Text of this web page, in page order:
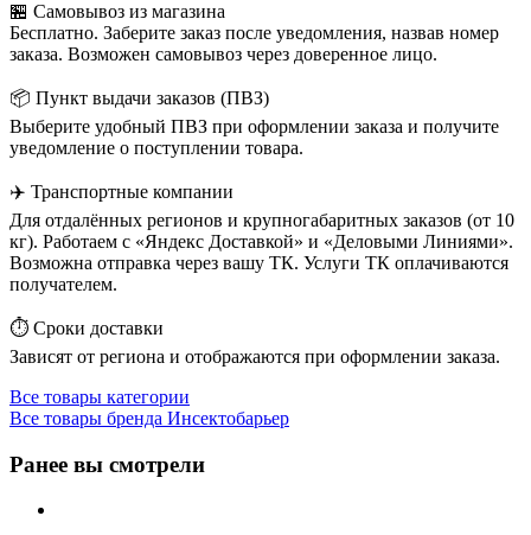
🏪 Самовывоз из магазина
Бесплатно. Заберите заказ после уведомления, назвав номер
заказа. Возможен самовывоз через доверенное лицо.
📦 Пункт выдачи заказов (ПВЗ)
Выберите удобный ПВЗ при оформлении заказа и получите
уведомление о поступлении товара.
✈️ Транспортные компании
Для отдалённых регионов и крупногабаритных заказов (от 10
кг). Работаем с «Яндекс Доставкой» и «Деловыми Линиями».
Возможна отправка через вашу ТК. Услуги ТК оплачиваются
получателем.
⏱️ Сроки доставки
Зависят от региона и отображаются при оформлении заказа.
Все товары категории
Все товары бренда Инсектобарьер
Ранее вы смотрели